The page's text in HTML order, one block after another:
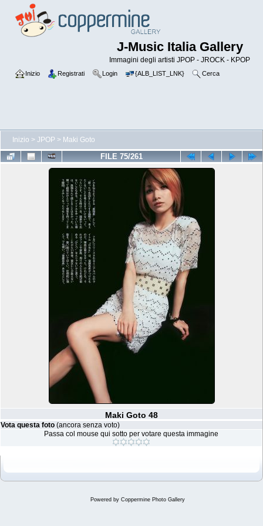
J-Music Italia Gallery
Immagini degli artisti JPOP - JROCK - KPOP
Inizio Registrati Login {ALB_LIST_LNK} Cerca
Inizio > JPOP > Maki Goto
FILE 75/261
Maki Goto 48
Vota questa foto (ancora senza voto)
Passa col mouse qui sotto per votare questa immagine
Powered by Coppermine Photo Gallery